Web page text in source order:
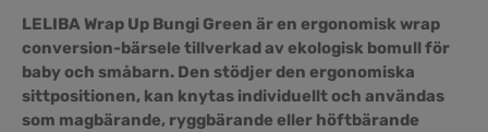
LELIBA Wrap Up Bungi Green är en ergonomisk wrap
conversion-bärsele tillverkad av ekologisk bomull för
baby och småbarn. Den stödjer den ergonomiska
sittpositionen, kan knytas individuellt och användas
som magbärande, ryggbärande eller höftbärande